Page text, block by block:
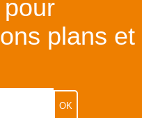
plans et